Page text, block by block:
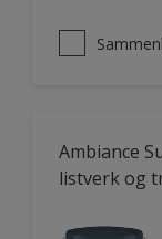
Ambiance
listverk og